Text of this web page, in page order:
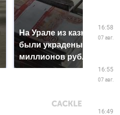
На Урале из казны
были украдены 18
миллионов рублей
16:58
07 авг.
16:55
07 авг.
16:49